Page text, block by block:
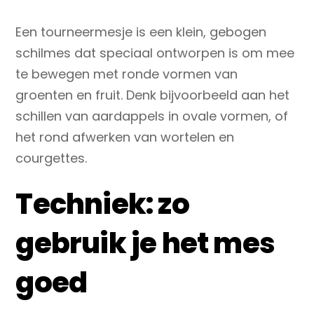
Een tourneermesje is een klein, gebogen
schilmes dat speciaal ontworpen is om mee
te bewegen met ronde vormen van
groenten en fruit. Denk bijvoorbeeld aan het
schillen van aardappels in ovale vormen, of
het rond afwerken van wortelen en
courgettes.
Techniek: zo
gebruik je het mes
goed